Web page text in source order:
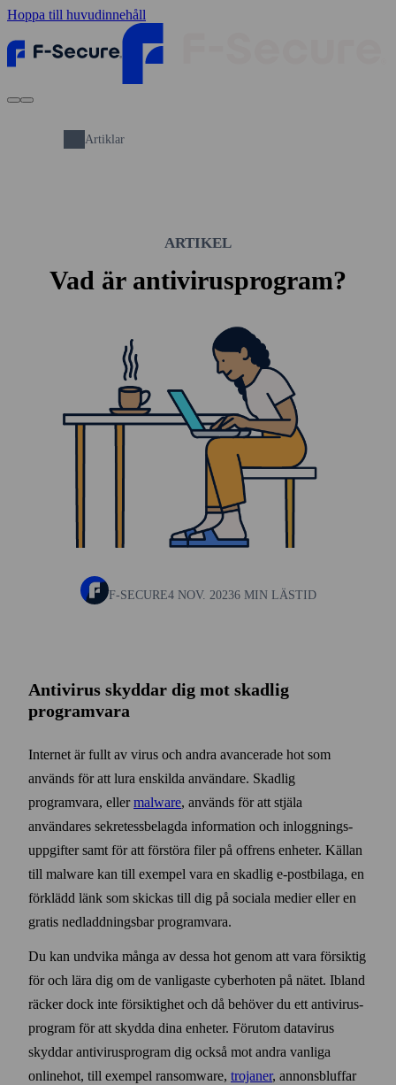
Hoppa till huvudinnehåll
Artiklar
ARTIKEL
Vad är anti­virus­program?
F-SECURE4 NOV. 20236 MIN LÄSTID
Anti­virus skyddar dig mot skadlig
programvara
Internet är fullt av virus och andra avancerade hot som
används för att lura enskilda användare. Skadlig
programvara, ellermalware, används för att stjäla
användares sekretess­belagda information och inloggnings­
uppgifter samt för att förstöra filer på offrens enheter. Källan
till malware kan till exempel vara en skadlig e‑post­bilaga, en
förklädd länk som skickas till dig på sociala medier eller en
gratis ned­laddningsbar programvara.
Du kan undvika många av dessa hot genom att vara försiktig
för och lära dig om de vanligaste cyber­hoten på nätet. Ibland
räcker dock inte försiktighet och då behöver du ett anti­virus­
program för att skydda dina enheter. Förutom data­virus
skyddar anti­virus­program dig också mot andra vanliga
online­hot, till exempel ransom­ware, trojaner, annons­bluffar